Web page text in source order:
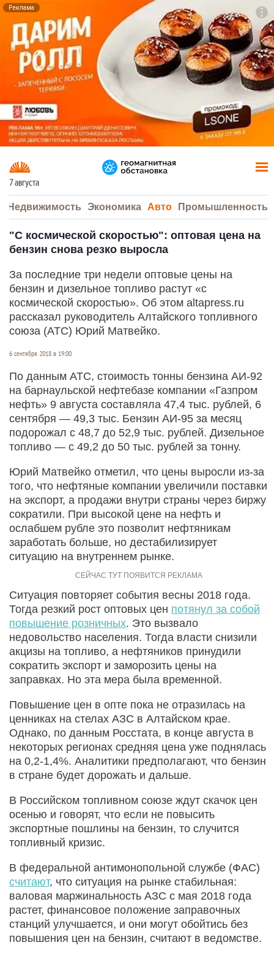
Реклама
7 августа
Недвижимость Экономика Авто Промышленность
"С космической скоростью": оптовая цена на
бензин снова резко выросла
За последние три недели оптовые цены на
бензин и дизельное топливо растут «с
космической скоростью». Об этом altapress.ru
рассказал руководитель Алтайского топливного
союза (АТС) Юрий Матвейко.
6 сентября 2018 в 19:00
По данным АТС, стоимость тонны бензина АИ-92
на барнаульской нефтебазе компании «Газпром
нефть» 9 августа составляла 47,4 тыс. рублей, 6
сентября — 49,3 тыс. Бензин АИ-95 за месяц
подорожал с 48,7 до 52,9 тыс. рублей. Дизельное
топливо — с 49,2 до 50 тыс. рублей за тонну.
Юрий Матвейко отметил, что цены выросли из-за
того, что нефтяные компании увеличили поставки
на экспорт, а продажи внутри страны через биржу
сократили. При высокой цене на нефть и
ослабшем рубле это позволит нефтяникам
заработать больше, но дестабилизирует
ситуацию на внутреннем рынке.
Ситуация повторяет события весны 2018 года.
Тогда резкий рост оптовых цен потянул за собой
повышение розничных. Это вызвало
недовольство населения. Тогда власти снизили
акцизы на топливо, а нефтяников принудили
сократить экспорт и заморозить цены на
заправках. Но эта мера была временной.
Повышение цен в опте пока не отразилась на
ценниках на стелах АЗС в Алтайском крае.
Однако, по данным Росстата, в конце августа в
некоторых регионах средняя цена уже поднялась
на 0,2-1,4%. Аналитики предполагают, что бензин
в стране будет дорожать и дальше.
В Российском топливном союзе ждут скачок цен
осенью и говорят, что если не повысить
экспортные пошлины на бензин, то случится
топливный кризис.
В федеральной антимонопольной службе (ФАС)
считают, что ситуация на рынке стабильная:
валовая маржинальность АЗС с мая 2018 года
растет, финансовое положение заправочных
станций улучшается, и они могут обойтись без
повышения цен на бензин, считают в ведомстве.